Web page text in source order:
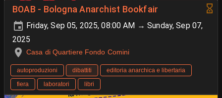
BOAB - Bologna Anarchist Bookfair
Friday, Sep 05, 2025, 08:00 AM → Sunday, Sep 07,
2025
Casa di Quartiere Fondo Comini
autoproduzioni dibattiti
editoria anarchica e libertaria
fiera
laboratori libri